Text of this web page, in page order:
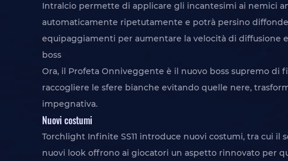
Intralcio permette di applicare gli incantesimi ai nemici
automaticamente ripetutamente e potrà persino
equipaggiamenti per aumentare la velocità di
boss
Ora, il Profeta Onniveggente è il nuovo boss supremo di
raccogliere le sfere bianche evitando quelle nere,
impegnativa.
Nuovi costumi
Torchlight Infinite SS11 introduce nuovi costumi, tra cui il
nuovi look offrono ai giocatori un aspetto rinnovato per